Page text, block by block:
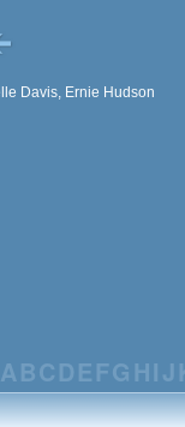
Davis, Ernie Hudson
ABCDEFG HIJ